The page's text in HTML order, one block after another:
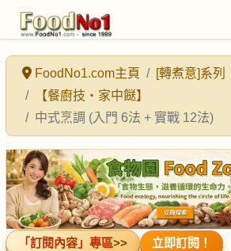
FoodNo1.com主頁
[轉煮意]系列
【餐廚技・家中餸】
中式烹調 (入門 6法 + 實戰 12法)
「訂閱內容」專區>> 立即訂閱！